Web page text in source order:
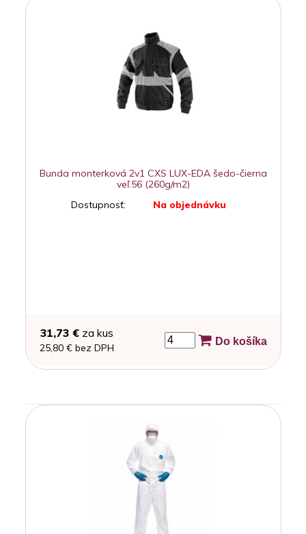
Bunda monterková 2v1 CXS LUX-EDA šedo-čierna
veľ.56 (260g/m2)
Dostupnosť:
Na objednávku
31,73 €za kus
25,80 € bez DPH
Do košíka